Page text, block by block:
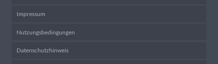
Impressum
Nutzungsbedingungen
Datenschutzhinweis